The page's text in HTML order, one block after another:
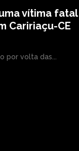
vítima fatal
Caririaçu-CE
por volta das...